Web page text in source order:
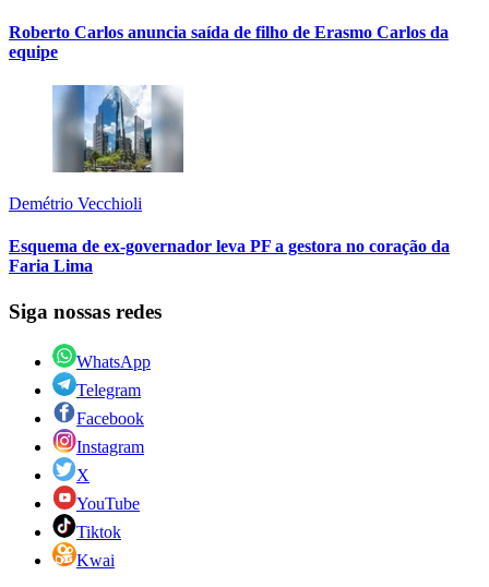
Roberto Carlos anuncia saída de filho de Erasmo Carlos da
equipe
Demétrio Vecchioli
Esquema de ex-governador leva PF a gestora no coração da
Faria Lima
Siga nossas redes
WhatsApp
Telegram
Facebook
Instagram
X
YouTube
Tiktok
Kwai